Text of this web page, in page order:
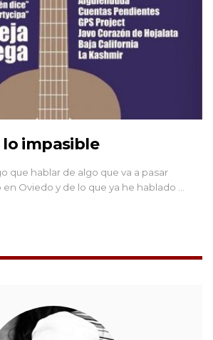
impasible
que hablar de algo que va a pasar
Oviedo y de lo que ya he hablado …